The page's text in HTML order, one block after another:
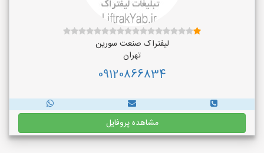
لیفتراک صنعت سورین
تهران
09120866834
مشاهده پروفایل